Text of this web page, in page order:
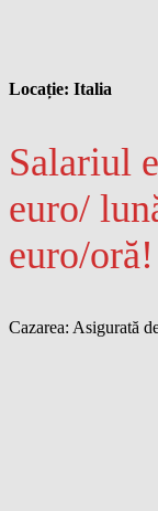
Locație: Italia
Salariul
euro/
euro/oră!
Cazarea: Asigurată